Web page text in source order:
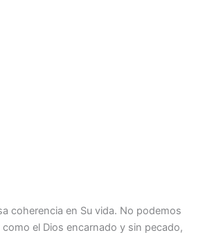
coherencia en Su vida. No podemos
el Dios encarnado y sin pecado,